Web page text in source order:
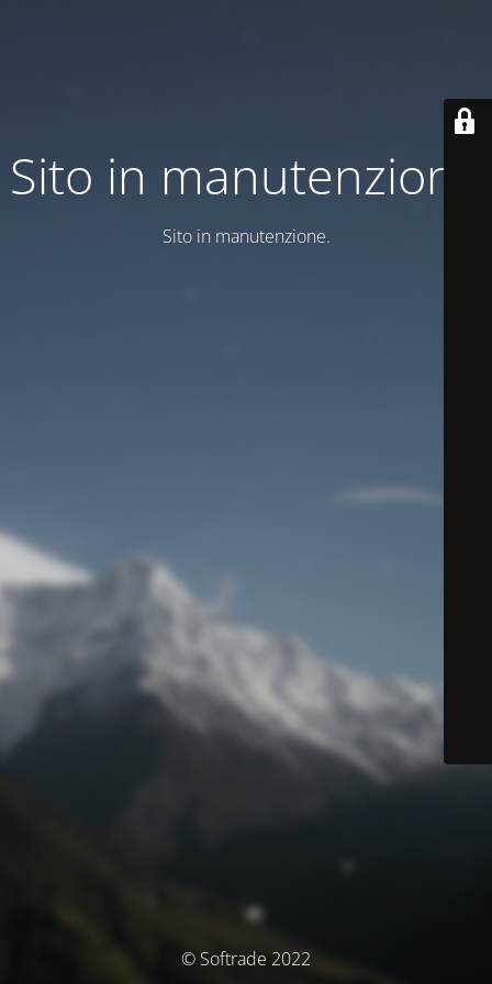
Sito in manutenzione
Sito in manutenzione.
© Softrade 2022